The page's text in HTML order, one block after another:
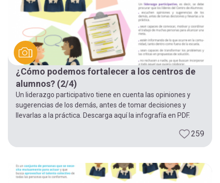
¿Cómo podemos fortalecer a los centros de
alumnos? (2/4)
Un liderazgo participativo tiene en cuenta las opiniones y
sugerencias de los demás, antes de tomar decisiones y
llevarlas a la práctica. Descarga aquí la infografía en PDF.
259